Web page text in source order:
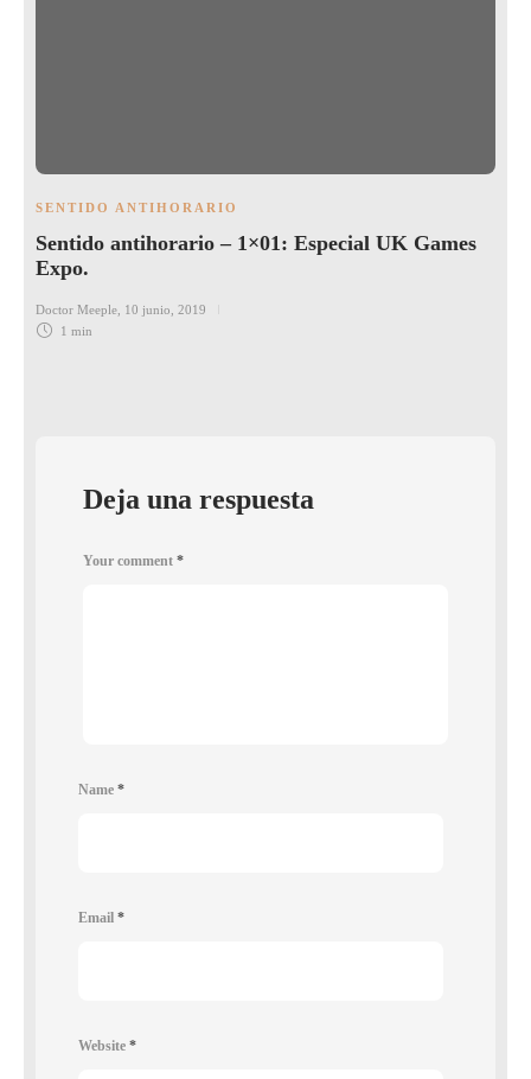
SENTIDO ANTIHORARIO
Sentido antihorario – 1×01: Especial UK Games
Expo.
Doctor Meeple 10 junio, 2019
1 min
Deja una respuesta
Your comment *
Name *
Email *
Website *